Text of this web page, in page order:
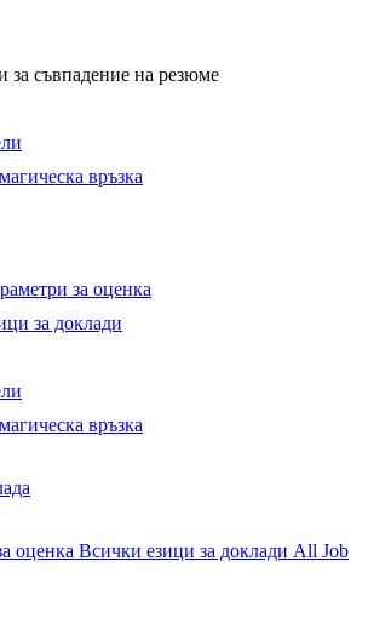
за съвпадение на резюме
връзка
за оценка
за доклади
връзка
оценка Всички езици за доклади All Job